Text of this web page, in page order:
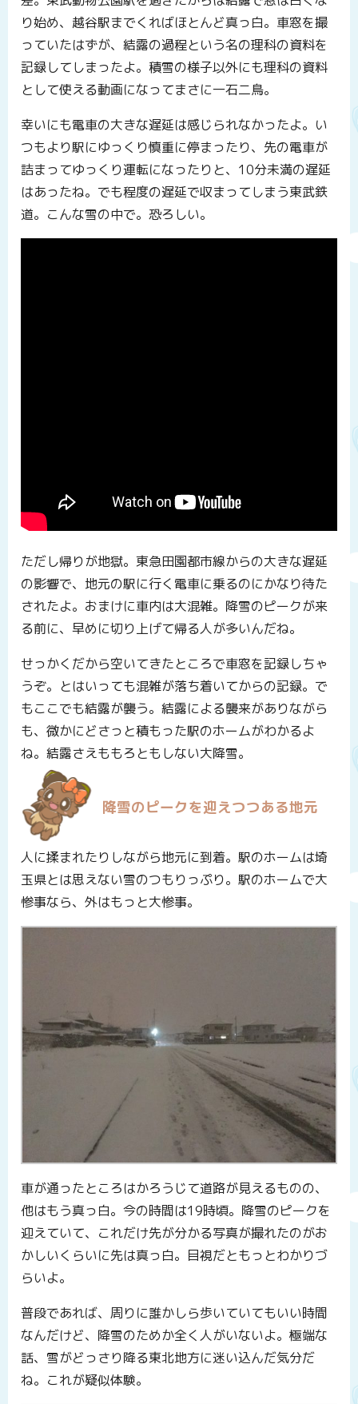
り始め、越谷駅までくればほとんど真っ白。車窓を撮
っていたはずが、結露の過程という名の理科の資料を
記録してしまったよ。積雪の様子以外にも理科の資料
として使える動画になってまさに一石二鳥。
幸いにも電車の大きな遅延は感じられなかったよ。い
つもより駅にゆっくり慎重に停まったり、先の電車が
詰まってゆっくり運転になったりと、10分未満の遅延
はあったね。でも程度の遅延で収まってしまう東武鉄
道。こんな雪の中で。恐ろしい。
ただし帰りが地獄。東急田園都市線からの大きな遅延
の影響で、地元の駅に行く電車に乗るのにかなり待た
されたよ。おまけに車内は大混雑。降雪のピークが来
る前に、早めに切り上げて帰る人が多いんだね。
せっかくだから空いてきたところで車窓を記録しちゃ
うぞ。とはいっても混雑が落ち着いてからの記録。で
もここでも結露が襲う。結露による襲来がありながら
も、微かにどさっと積もった駅のホームがわかるよ
ね。結露さえももろともしない大降雪。
降雪のピークを迎えつつある地元
人に揉まれたりしながら地元に到着。駅のホームは埼
玉県とは思えない雪のつもりっぷり。駅のホームで大
惨事なら、外はもっと大惨事。
車が通ったところはかろうじて道路が見えるものの、
他はもう真っ白。今の時間は19時頃。降雪のピークを
迎えていて、これだけ先が分かる写真が撮れたのがお
かしいくらいに先は真っ白。目視だともっとわかりづ
らいよ。
普段であれば、周りに誰かしら歩いていてもいい時間
なんだけど、降雪のためか全く人がいないよ。極端な
話、雪がどっさり降る東北地方に迷い込んだ気分だ
ね。これが疑似体験。